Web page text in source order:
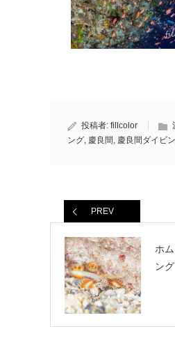
投稿者: fillcolor
ング, 慶良間 , 慶良間ダイビ
PREV
ホ
ング